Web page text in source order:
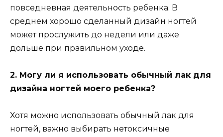
повседневная деятельность ребенка. В
среднем хорошо сделанный дизайн ногтей
может прослужить до недели или даже
дольше при правильном уходе.
2. Могу ли я использовать обычный лак для
дизайна ногтей моего ребенка?
Хотя можно использовать обычный лак для
ногтей, важно выбирать нетоксичные